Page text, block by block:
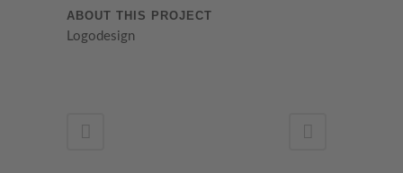
ABOUT THIS PROJECT
Logodesign